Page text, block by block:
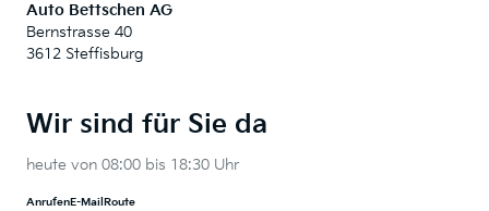
Auto Bettschen AG
Bernstrasse 40
3612 Steffisburg
Wir sind für Sie da
heute von 08:00 bis 18:30 Uhr
AnrufenE-Mail Route